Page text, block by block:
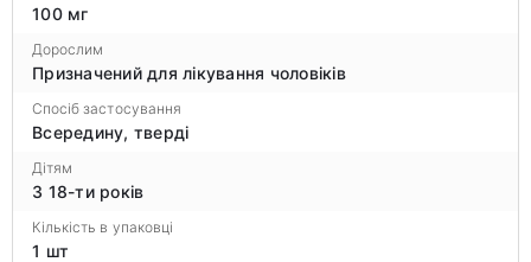
100 мг
Дорослим
Призначений для лікування чоловіків
Спосіб застосування
Всередину, тверді
Дітям
З 18-ти років
Кількість в упаковці
1 шт